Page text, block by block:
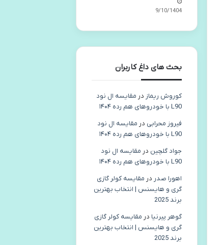
09/10/1404
بحث های داغ کاربران
کوروش ریماز در مقایسه ال نود
L90 با خودروهای هم رده ۱۴۰۴
فیروز محرابی در مقایسه ال نود
L90 با خودروهای هم رده ۱۴۰۴
جواد گلچین در مقایسه ال نود
L90 با خودروهای هم رده ۱۴۰۴
اهورا صدر در مقایسه کولر گازی
گری و هایسنس | انتخاب بهترین
برند 2025
گوهر پیرنیا در مقایسه کولر گازی
گری و هایسنس | انتخاب بهترین
برند 2025